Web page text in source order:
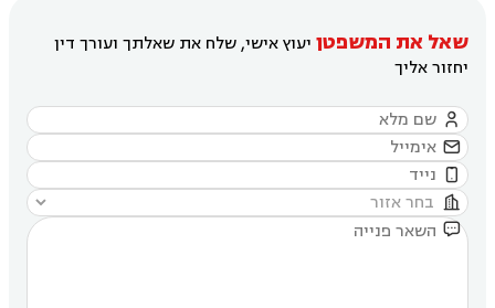
שאל את המשפטן יעוץ אישי, שלח את שאלתך ועורך דין
יחזור אליך




